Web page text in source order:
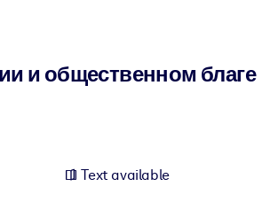
и общественном благе
Text available